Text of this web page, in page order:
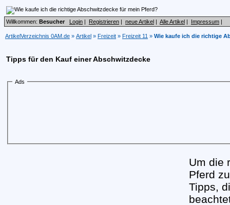
Willkommen: Besucher Login | Registrieren | neue Artikel | Alle Artikel | Impressum |
ArtikelVerzeichnis 0AM.de » Artikel » Freizeit » Freizeit 11 » Wie kaufe ich die richtige
Tipps für den Kauf einer Abschwitzdecke
Ads
Um die
Pferd
Tipps,